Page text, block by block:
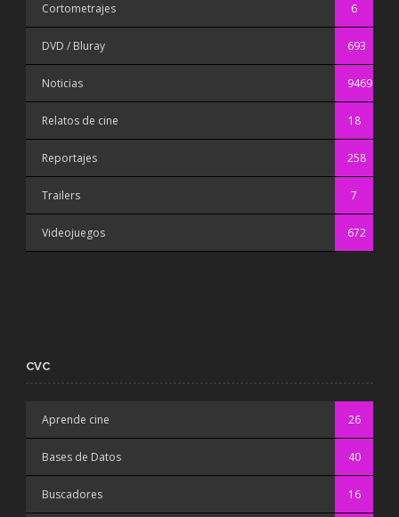
Cortometrajes 6
DVD / Bluray 693
Noticias 9469
Relatos de cine 18
Reportajes 258
Trailers 7
Videojuegos 672
CVC
Aprende cine 26
Bases de Datos 40
Buscadores 16